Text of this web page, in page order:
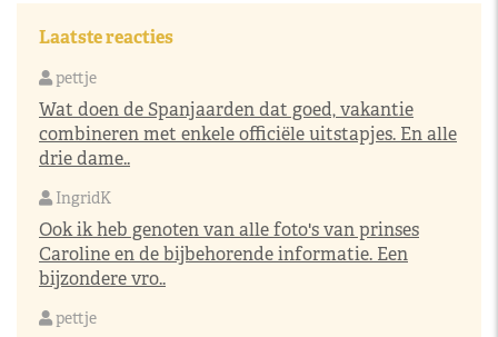
Laatste reacties
pettje
Wat doen de Spanjaarden dat goed, vakantie
combineren met enkele officiële uitstapjes. En alle
drie dame..
IngridK
Ook ik heb genoten van alle foto's van prinses
Caroline en de bijbehorende informatie. Een
bijzondere vro..
pettje